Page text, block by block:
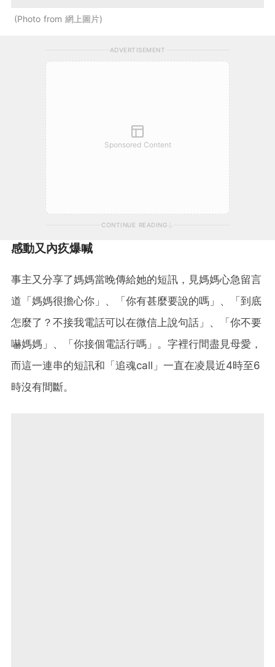
Photo from 網上圖片
ADVERTISEMENT
Sponsored Content
CONTINUE READING
感動又內疚爆喊
事主又分享了媽媽當晚傳給她的短訊，見媽媽心急留言
道「媽媽很擔心你」、「你有甚麼要說的嗎」、「到底
怎麼了？不接我電話可以在微信上說句話」、「你不要
嚇媽媽」、「你接個電話行嗎」。字裡行間盡見母愛，
而這一連串的短訊和「追魂call」一直在凌晨近4時至6
時沒有間斷。